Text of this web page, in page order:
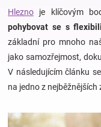
a
kojenecká
výbava
Hlezno je klíčovým
pohybovat se s
základní pro mnoho
jako samozřejmost,
V následujícím článku
na jedno z nejběžnějších